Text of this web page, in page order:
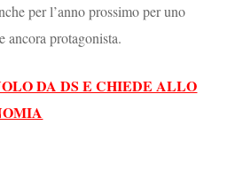
per l’anno prossimo per uno
ancora protagonista.
DA DS E CHIEDE ALLO